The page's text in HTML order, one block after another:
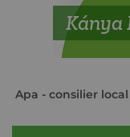
Kánya
Apa - consilier local